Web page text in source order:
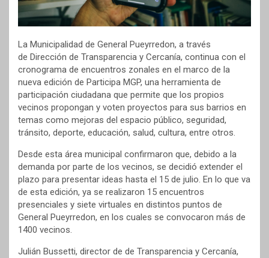
La Municipalidad de General Pueyrredon, a través
de Dirección de Transparencia y Cercanía, continua con el
cronograma de encuentros zonales en el marco de la
nueva edición de Participa MGP, una herramienta de
participación ciudadana que permite que los propios
vecinos propongan y voten proyectos para sus barrios en
temas como mejoras del espacio público, seguridad,
tránsito, deporte, educación, salud, cultura, entre otros.
Desde esta área municipal confirmaron que, debido a la
demanda por parte de los vecinos, se decidió extender el
plazo para presentar ideas hasta el 15 de julio. En lo que va
de esta edición, ya se realizaron 15 encuentros
presenciales y siete virtuales en distintos puntos de
General Pueyrredon, en los cuales se convocaron más de
1400 vecinos.
Julián Bussetti, director de de Transparencia y Cercanía,